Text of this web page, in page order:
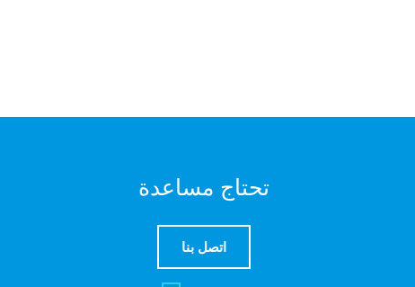
تحتاج مساعدة
اتصل بنا